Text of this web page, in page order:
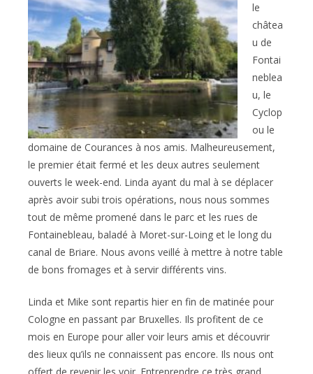
le
châtea
u de
Fontai
neblea
u, le
Cyclop
ou le
domaine de Courances à nos amis. Malheureusement,
le premier était fermé et les deux autres seulement
ouverts le week-end. Linda ayant du mal à se déplacer
après avoir subi trois opérations, nous nous sommes
tout de même promené dans le parc et les rues de
Fontainebleau, baladé à Moret-sur-Loing et le long du
canal de Briare. Nous avons veillé à mettre à notre table
de bons fromages et à servir différents vins.
Linda et Mike sont repartis hier en fin de matinée pour
Cologne en passant par Bruxelles. Ils profitent de ce
mois en Europe pour aller voir leurs amis et découvrir
des lieux qu’ils ne connaissent pas encore. Ils nous ont